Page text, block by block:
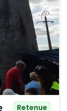
Retenue